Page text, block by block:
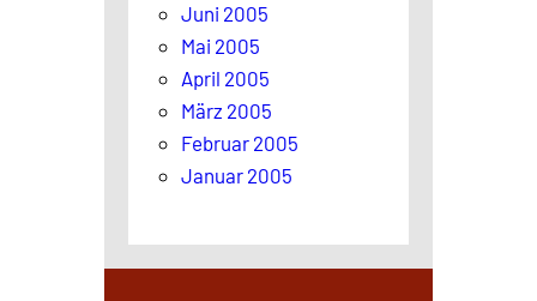
Juni 2005
Mai 2005
April 2005
März 2005
Februar 2005
Januar 2005